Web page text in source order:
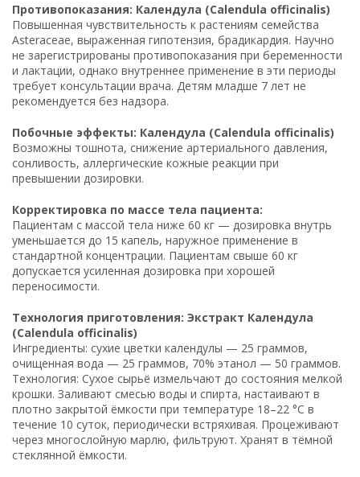
Противопоказания: Календула (Calendula officinalis)
Повышенная чувствительность к растениям семейства
Asteraceae, выраженная гипотензия, брадикардия. Научно
не зарегистрированы противопоказания при беременности
и лактации, однако внутреннее применение в эти периоды
требует консультации врача. Детям младше 7 лет не
рекомендуется без надзора.
Побочные эффекты: Календула (Calendula officinalis)
Возможны тошнота, снижение артериального давления,
сонливость, аллергические кожные реакции при
превышении дозировки.
Корректировка по массе тела пациента:
Пациентам с массой тела ниже 60 кг — дозировка внутрь
уменьшается до 15 капель, наружное применение в
стандартной концентрации. Пациентам свыше 60 кг
допускается усиленная дозировка при хорошей
переносимости.
Технология приготовления: Экстракт Календула
(Calendula officinalis)
Ингредиенты: сухие цветки календулы — 25 граммов,
очищенная вода — 25 граммов, 70% этанол — 50 граммов.
Технология: Сухое сырьё измельчают до состояния мелкой
крошки. Заливают смесью воды и спирта, настаивают в
плотно закрытой ёмкости при температуре 18–22 °C в
течение 10 суток, периодически встряхивая. Процеживают
через многослойную марлю, фильтруют. Хранят в тёмной
стеклянной ёмкости.